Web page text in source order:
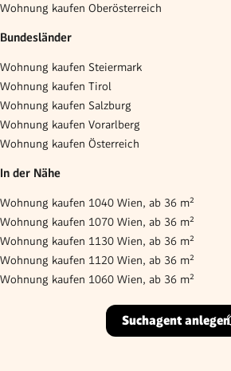
Wohnung kaufen Oberösterreich
Bundesländer
Wohnung kaufen Steiermark
Wohnung kaufen Tirol
Wohnung kaufen Salzburg
Wohnung kaufen Vorarlberg
Wohnung kaufen Österreich
In der Nähe
Wohnung kaufen 1040 Wien, ab 36 m²
Wohnung kaufen 1070 Wien, ab 36 m²
Wohnung kaufen 1130 Wien, ab 36 m²
Wohnung kaufen 1120 Wien, ab 36 m²
Wohnung kaufen 1060 Wien, ab 36 m²
Suchagent anlegen